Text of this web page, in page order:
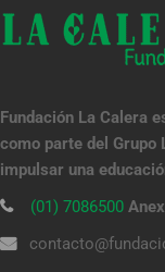
Fundación La Calera
como parte del Grupo
impulsar una
(01) 7086500